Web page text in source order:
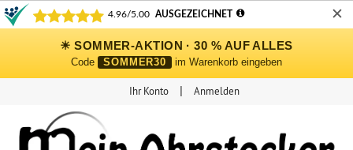
✕
☀ SOMMER-AKTION · 30 % AUF ALLES
Code SOMMER30 im Warenkorb eingeben
Ihr Konto Anmelden